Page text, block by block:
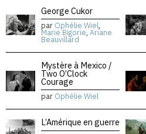
George Cukor
par Ophélie Wiel,
Marie Bigorie, Ariane
Beauvillard
Mystère à Mexico /
Two O’Clock
Courage
par Ophélie Wiel
L’Amérique en guerre